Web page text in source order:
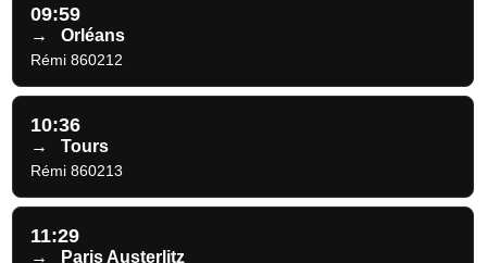
09:59
→ Orléans
Rémi 860212
10:36
→ Tours
Rémi 860213
11:29
→ Paris Austerlitz